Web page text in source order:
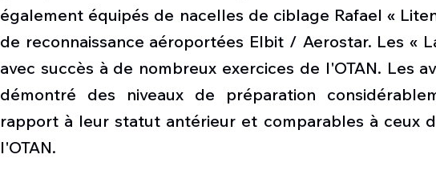
également équipés de nacelles de ciblage Rafael «
de reconnaissance aéroportées Elbit / Aerostar. Les «
avec succès à de nombreux exercices de l'OTAN. Les
démontré des niveaux de préparation
rapport à leur statut antérieur et comparables à ceux
l'OTAN.